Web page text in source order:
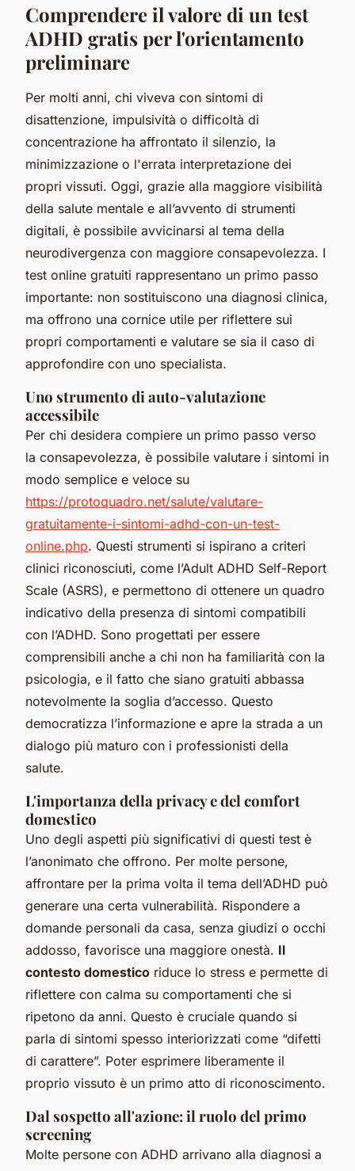
Comprendere il valore di un test
ADHD gratis per l'orientamento
preliminare
Per molti anni, chi viveva con sintomi di
disattenzione, impulsività o difficoltà di
concentrazione ha affrontato il silenzio, la
minimizzazione o l'errata interpretazione dei
propri vissuti. Oggi, grazie alla maggiore visibilità
della salute mentale e all’avvento di strumenti
digitali, è possibile avvicinarsi al tema della
neurodivergenza con maggiore consapevolezza. I
test online gratuiti rappresentano un primo passo
importante: non sostituiscono una diagnosi clinica,
ma offrono una cornice utile per riflettere sui
propri comportamenti e valutare se sia il caso di
approfondire con uno specialista.
Uno strumento di auto-valutazione
accessibile
Per chi desidera compiere un primo passo verso
la consapevolezza, è possibile valutare i sintomi in
modo semplice e veloce su
https://protoquadro.net/salute/valutare-
gratuitamente-i-sintomi-adhd-con-un-test-
online.php. Questi strumenti si ispirano a criteri
clinici riconosciuti, come l’Adult ADHD Self-Report
Scale (ASRS), e permettono di ottenere un quadro
indicativo della presenza di sintomi compatibili
con l’ADHD. Sono progettati per essere
comprensibili anche a chi non ha familiarità con la
psicologia, e il fatto che siano gratuiti abbassa
notevolmente la soglia d’accesso. Questo
democratizza l’informazione e apre la strada a un
dialogo più maturo con i professionisti della
salute.
L'importanza della privacy e del comfort
domestico
Uno degli aspetti più significativi di questi test è
l’anonimato che offrono. Per molte persone,
affrontare per la prima volta il tema dell’ADHD può
generare una certa vulnerabilità. Rispondere a
domande personali da casa, senza giudizi o occhi
addosso, favorisce una maggiore onestà. Il
contesto domestico riduce lo stress e permette di
riflettere con calma su comportamenti che si
ripetono da anni. Questo è cruciale quando si
parla di sintomi spesso interiorizzati come “difetti
di carattere”. Poter esprimere liberamente il
proprio vissuto è un primo atto di riconoscimento.
Dal sospetto all'azione: il ruolo del primo
screening
Molte persone con ADHD arrivano alla diagnosi a